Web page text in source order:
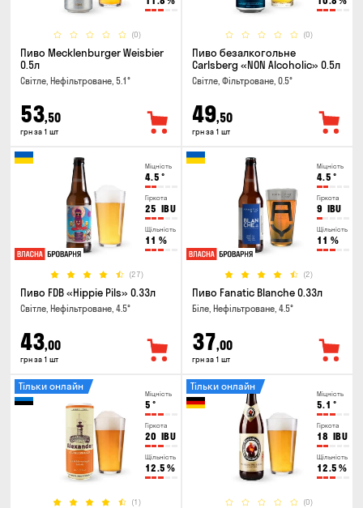
(0)
Пиво Mecklenburger Weisbier
0.5л
Світле, Нефільтроване, 5.1°
53,50
грн за 1 шт
(0)
Пиво безалкогольне
Carlsberg «NON Alcoholic» 0.5л
Світле, Фільтроване, 0.5°
49,50
грн за 1 шт
Міцність
4.5 °
Гіркота
25 IBU
Щільність
11 %
(27)
Пиво FDB «Hippie Pils» 0.33л
Світле, Нефільтроване, 4.5°
43,00
грн за 1 шт
Міцність
4.5 °
Гіркота
9 IBU
Щільність
11 %
(2)
Пиво Fanatic Blanche 0.33л
Біле, Нефільтроване, 4.5°
37,00
грн за 1 шт
Міцність
5 °
Гіркота
20 IBU
Щільність
12.5 %
(1)
Тільки онлайн
Міцність
5.1 °
Гіркота
18 IBU
Щільність
12.5 %
(0)
Тільки онлайн